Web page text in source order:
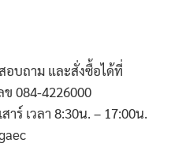
อบถาม และสั่งซื้อได้ที่
ข 084-4226000
าร์ เวลา 8:30น. – 17:00น.